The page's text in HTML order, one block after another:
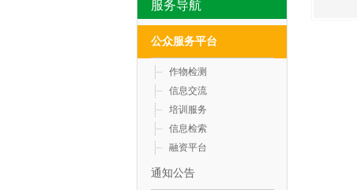
服务导航
公众服务平台
作物检测
信息交流
培训服务
信息检索
融资平台
通知公告